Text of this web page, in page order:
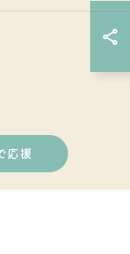
応援
トすてっぷ ALL RIGHTS